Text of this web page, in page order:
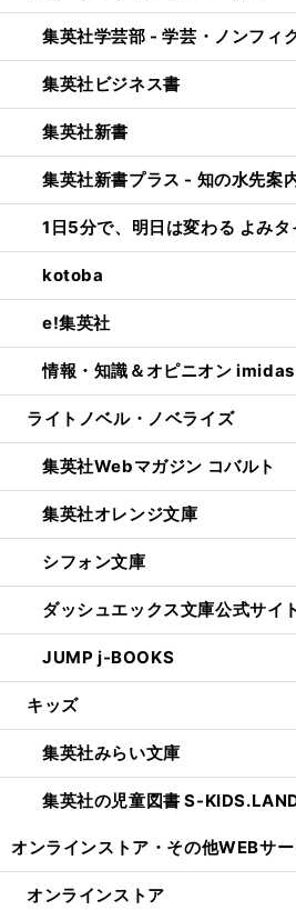
集英社学芸部 - 学芸・ノンフィ
集英社ビジネス書
集英社新書
集英社新書プラス - 知の水先案
1日5分で、明日は変わる よみ
kotoba
e!集英社
情報・知識＆オピニオン imidas
ライトノベル・ノベライズ
集英社Webマガジン コバルト
集英社オレンジ文庫
シフォン文庫
ダッシュエックス文庫公式サイト
JUMP j-BOOKS
キッズ
集英社みらい文庫
集英社の児童図書 S-
オンラインストア・ その他WEBサ
オンラインストア